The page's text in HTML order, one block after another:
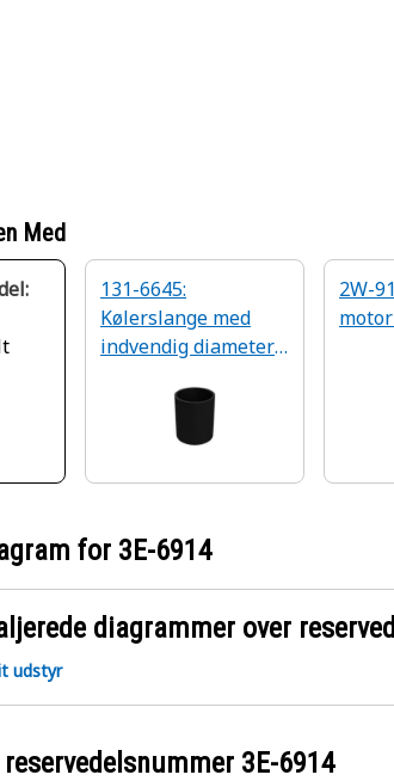
Med
131-6645:
Kølerslange med
indvendig diameter
2W-
for 3E-6914
diagrammer over
udstyr
3E-6914